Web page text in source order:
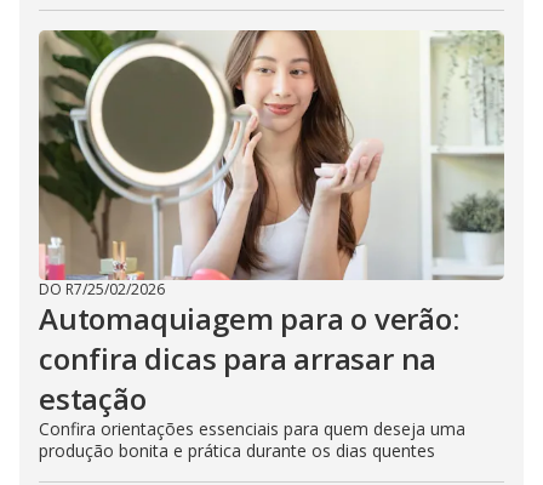
DO R7/25/02/2026
Automaquiagem para o verão:
confira dicas para arrasar na
estação
Confira orientações essenciais para quem deseja uma
produção bonita e prática durante os dias quentes